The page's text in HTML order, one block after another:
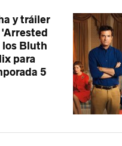
y tráiler
Bluth
para
5